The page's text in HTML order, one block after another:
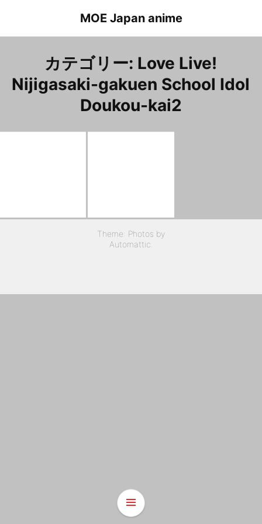
content
MOE Japan anime
カテゴリー: Love Live!
Nijigasaki-gakuen School Idol
Doukou-kai2
Love Live! Nijigasaki-gakuen School Idol Doukou-kai2 episode 13 Nakasu.Kasumi
ラブライブ！虹ヶ咲学園スクールアイドル同好会2 １３話 中須かすみ Love Live! Nijigasaki-gakuen School Idol Doukou-kai2 episode 13 Mia.Taylor
ラブライブ！虹ヶ咲学園スクールアイドル同好会2 １３話 ミア・テイラー
Theme: Photos by
Automattic